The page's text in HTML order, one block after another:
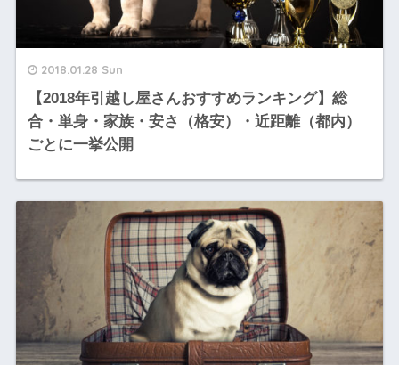
2018.01.28 Sun
【2018年引越し屋さんおすすめランキング】総
合・単身・家族・安さ（格安）・近距離（都内）
ごとに一挙公開